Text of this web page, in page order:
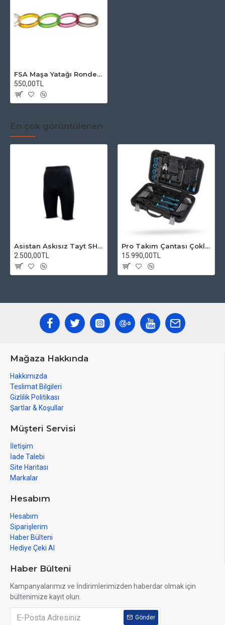
FSA Maşa Yatağı Rondelası
550,00TL
En çok görüntülenen
Asistan Askısız Tayt SH20 Pedli Siyah
2.500,00TL
Pro Takım Çantası Çoklu Tamir Seti
15.990,00TL
Mağaza Hakkında
Hakkımızda
Teslimat Bilgileri
Gizlilik Politikası
Şartlar & Koşullar
Müşteri Servisi
İletişim
İade Talebi
Site Haritası
Markalar
Hesabım
Hesabım
Siparişlerim
Haber Bülteni
Hediye Çeki Al
Haber Bülteni
Kampanyalarımız ve İndirimlerimizden haberdar olmak için
bültenimize kayıt olun.
Gönder